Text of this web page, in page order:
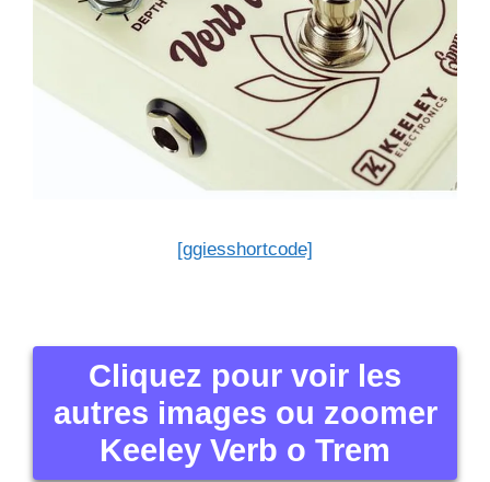
[ggiesshortcode]
Cliquez pour voir les
autres images ou zoomer
Keeley Verb o Trem